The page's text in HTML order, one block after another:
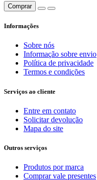
Comprar
Informações
Sobre nós
Informação sobre envio
Política de privacidade
Termos e condições
Serviços ao cliente
Entre em contato
Solicitar devolução
Mapa do site
Outros serviços
Produtos por marca
Comprar vale presentes